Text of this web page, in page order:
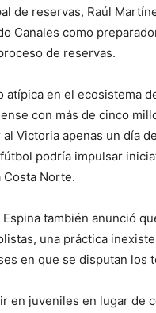
de reservas, Raúl
Canales como
de reservas.
atípica en el ecosistema
con más de cinco
Victoria apenas un día
podría impulsar
Norte.
también anunció
una práctica
en que se disputan los
en juveniles en lugar de